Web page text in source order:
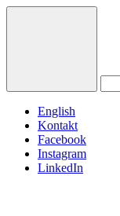
English
Kontakt
Facebook
Instagram
LinkedIn